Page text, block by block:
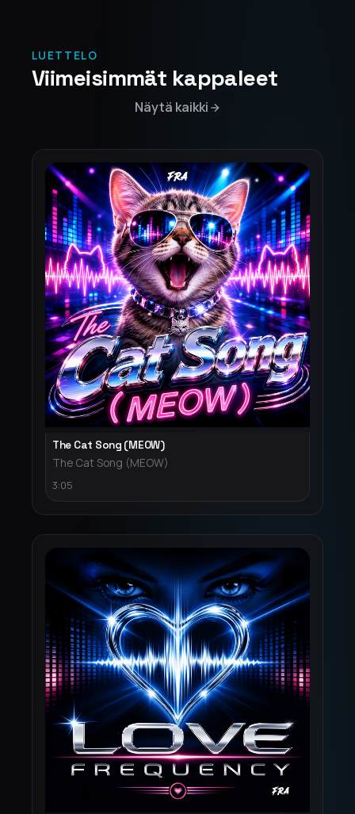
LUETTELO
Viimeisimmät kappaleet
Näytä kaikki
The Cat Song (MEOW)
The Cat Song (MEOW)
3:05